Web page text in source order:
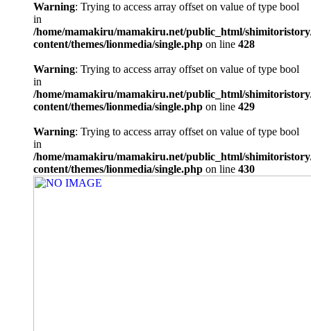
Warning: Trying to access array offset on value of type bool
in
/home/mamakiru/mamakiru.net/public_html/
content/themes/lionmedia/single.php on line 428
Warning: Trying to access array offset on value of type bool
in
/home/mamakiru/mamakiru.net/public_html/
content/themes/lionmedia/single.php on line 429
Warning: Trying to access array offset on value of type bool
in
/home/mamakiru/mamakiru.net/public_html/
content/themes/lionmedia/single.php on line 430